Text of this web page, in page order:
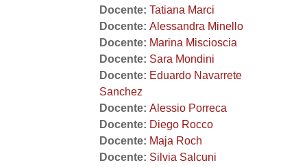
Docente: Tatiana Marci
Docente: Alessandra Minello
Docente: Marina Miscioscia
Docente: Sara Mondini
Docente: Eduardo Navarrete
Sanchez
Docente: Alessio Porreca
Docente: Diego Rocco
Docente: Maja Roch
Docente: Silvia Salcuni